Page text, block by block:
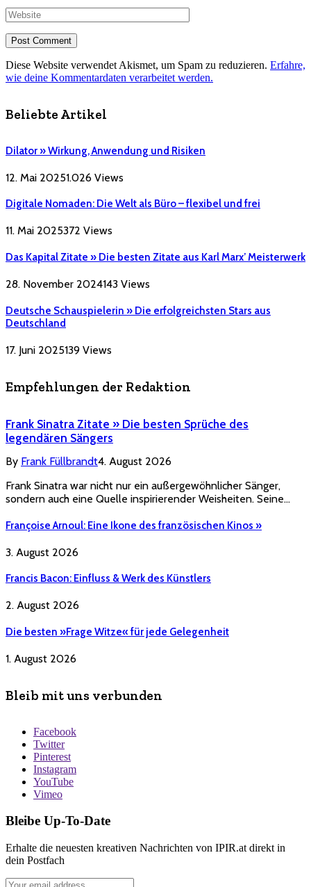
Diese Website verwendet Akismet, um Spam zu reduzieren. Erfahre,
wie deine Kommentardaten verarbeitet werden.
Beliebte Artikel
Dilator » Wirkung, Anwendung und Risiken
12. Mai 20251.026 Views
Digitale Nomaden: Die Welt als Büro – flexibel und frei
11. Mai 2025372 Views
Das Kapital Zitate » Die besten Zitate aus Karl Marx’ Meisterwerk
28. November 2024143 Views
Deutsche Schauspielerin » Die erfolgreichsten Stars aus
Deutschland
17. Juni 2025139 Views
Empfehlungen der Redaktion
Frank Sinatra Zitate » Die besten Sprüche des
legendären Sängers
By Frank Füllbrandt4. August 2026
Frank Sinatra war nicht nur ein außergewöhnlicher Sänger,
sondern auch eine Quelle inspirierender Weisheiten. Seine…
Françoise Arnoul: Eine Ikone des französischen Kinos »
3. August 2026
Francis Bacon: Einfluss & Werk des Künstlers
2. August 2026
Die besten »Frage Witze« für jede Gelegenheit
1. August 2026
Bleib mit uns verbunden
Facebook
Twitter
Pinterest
Instagram
YouTube
Vimeo
Bleibe Up-To-Date
Erhalte die neuesten kreativen Nachrichten von IPIR.at direkt in
dein Postfach